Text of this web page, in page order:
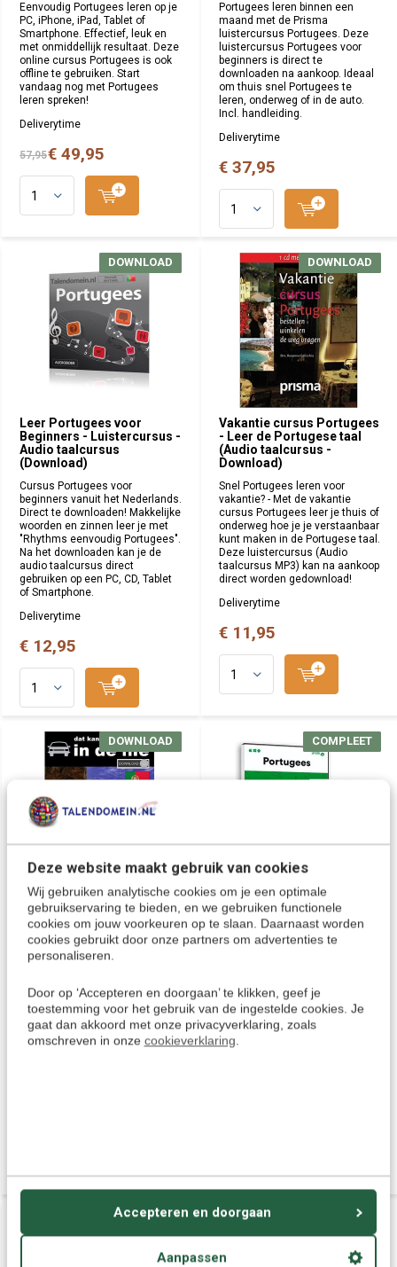
Deze website maakt gebruik van cookies
Wij gebruiken analytische cookies om je een optimale
gebruikservaring te bieden, en we gebruiken functionele
cookies om jouw voorkeuren op te slaan. Daarnaast worden
cookies gebruikt door onze partners om advertenties te
personaliseren.
Door op ‘Accepteren en doorgaan’ te klikken, geef je
toestemming voor het gebruik van de ingestelde cookies. Je
gaat dan akkoord met onze privacyverklaring, zoals
omschreven in onze cookieverklaring
Accepteren en doorgaan
Aanpassen
Eenvoudig Portugees leren op je
PC, iPhone, iPad, Tablet of
Smartphone. Effectief, leuk en
met onmiddellijk resultaat. Deze
online cursus Portugees is ook
offline te gebruiken. Start
vandaag nog met Portugees
leren spreken!
Deliverytime
57,95€ 49,95
Portugees leren binnen een
maand met de Prisma
luistercursus Portugees. Deze
luistercursus Portugees voor
beginners is direct te
downloaden na aankoop. Ideaal
om thuis snel Portugees te
leren, onderweg of in de auto.
Incl. handleiding.
Deliverytime
€ 37,95
Leer Portugees voor
Beginners - Luistercursus -
Audio taalcursus
(Download)
Cursus Portugees voor
beginners vanuit het Nederlands.
Direct te downloaden! Makkelijke
woorden en zinnen leer je met
"Rhythms eenvoudig Portugees".
Na het downloaden kan je de
audio taalcursus direct
gebruiken op een PC, CD, Tablet
of Smartphone.
Deliverytime
DOWNLOAD
€ 12,95
DOWNLOAD
Vakantie cursus Portugees
- Leer de Portugese taal
(Audio taalcursus -
Download)
Snel Portugees leren voor
vakantie? - Met de vakantie
cursus Portugees leer je thuis of
onderweg hoe je je verstaanbaar
kunt maken in de Portugese taal.
Deze luistercursus (Audio
taalcursus MP3) kan na aankoop
direct worden gedownload!
Deliverytime
DOWNLOAD
€ 11,95
DOWNLOAD
Portugees leren voor
vakantie - Luistercursus
Portugees [Audio
taalcursus - Download]
Een spoedcursus Portugees
in de file of onderweg niet nuttig
besteden? Deze luistercursus
Portugees is uniek in opzet en
eenvoud, waarmee je snel de
taal kunt leren. Direct te
DOWNLOAD
DOWNLOAD
Complete taalcursus
Portugees leren - Boek +
Online cursus Portugees
leren: Boek + Online taalcursus.
Het pakket bevat een Online
cursus Portugees voor
Beginners tot Gevorderden +
leerboek Portugees. - Met deze
COMPLEET
COMPLEET
COMPLEET
COMPLEET